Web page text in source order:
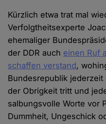
Kürzlich etwa trat mal
Verfolgtheitsexperte
ehemaliger
der DDR auch einen Ruf
schaffen verstand,
Bundesrepublik
der Obrigkeit tritt und
salbungsvolle Worte vor
Dummheit, Ungeschick